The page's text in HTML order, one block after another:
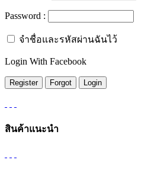
Password :
จำชื่อและรหัสผ่านฉันไว้
Login With Facebook
สินค้าแนะนำ